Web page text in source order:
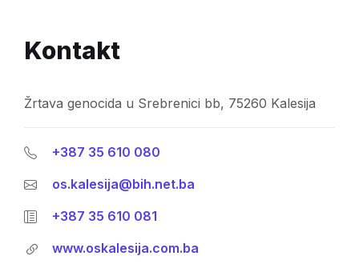
Kontakt
Žrtava genocida u Srebrenici bb, 75260 Kalesija
+387 35 610 080
os.kalesija@bih.net.ba
+387 35 610 081
www.oskalesija.com.ba